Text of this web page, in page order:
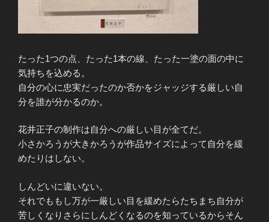
たった1つの点、たった1本の線、たった一塗の面の中に
気持ちを込める。
自分の心に忠実だったのか否かをジャッジする厳しい自
分を誰が分かるのか。
花井正子の制作は自分への厳しい目が全てだ。
小さかろうが大きかろうが作品サイズによって自分を緩
めたりはしない。
しんどいに違いない。
それでももし万が一厳しい目を緩めたらたちまち自分が
苦しくなりさらにしんどくなるのを知っているからそん